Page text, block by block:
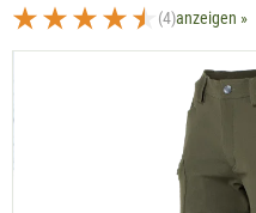
(4)anzeigen »